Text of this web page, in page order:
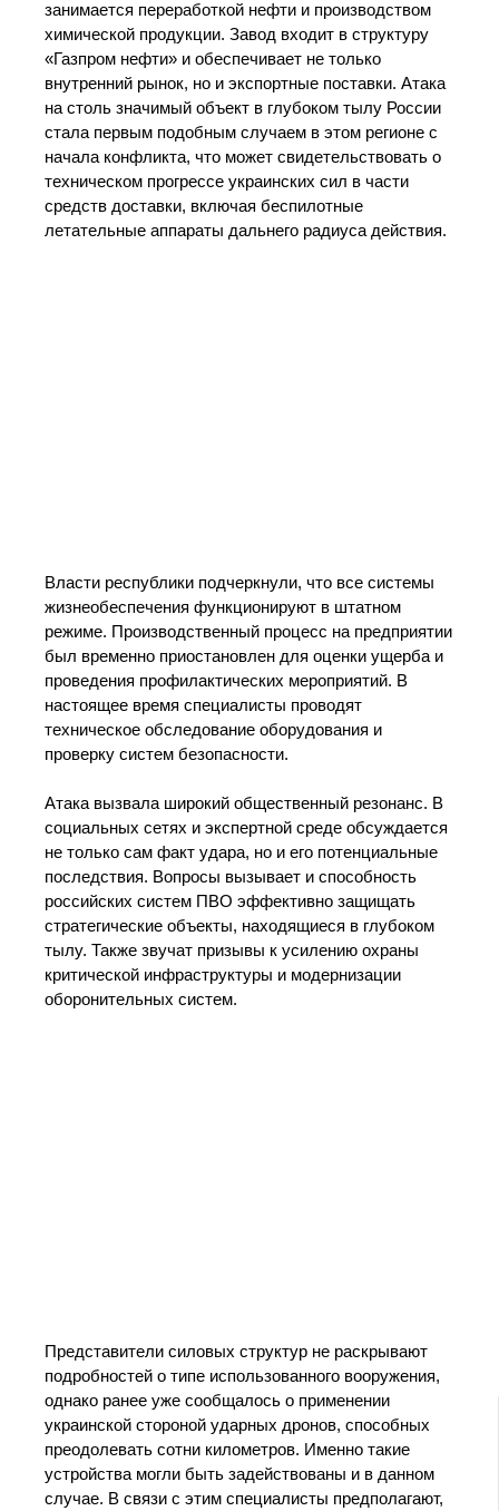
занимается переработкой нефти и производством
химической продукции. Завод входит в структуру
«Газпром нефти» и обеспечивает не только
внутренний рынок, но и экспортные поставки. Атака
на столь значимый объект в глубоком тылу России
стала первым подобным случаем в этом регионе с
начала конфликта, что может свидетельствовать о
техническом прогрессе украинских сил в части
средств доставки, включая беспилотные
летательные аппараты дальнего радиуса действия.
Власти республики подчеркнули, что все системы
жизнеобеспечения функционируют в штатном
режиме. Производственный процесс на предприятии
был временно приостановлен для оценки ущерба и
проведения профилактических мероприятий. В
настоящее время специалисты проводят
техническое обследование оборудования и
проверку систем безопасности.
Атака вызвала широкий общественный резонанс. В
социальных сетях и экспертной среде обсуждается
не только сам факт удара, но и его потенциальные
последствия. Вопросы вызывает и способность
российских систем ПВО эффективно защищать
стратегические объекты, находящиеся в глубоком
тылу. Также звучат призывы к усилению охраны
критической инфраструктуры и модернизации
оборонительных систем.
Представители силовых структур не раскрывают
подробностей о типе использованного вооружения,
однако ранее уже сообщалось о применении
украинской стороной ударных дронов, способных
преодолевать сотни километров. Именно такие
устройства могли быть задействованы и в данном
случае. В связи с этим специалисты предполагают,